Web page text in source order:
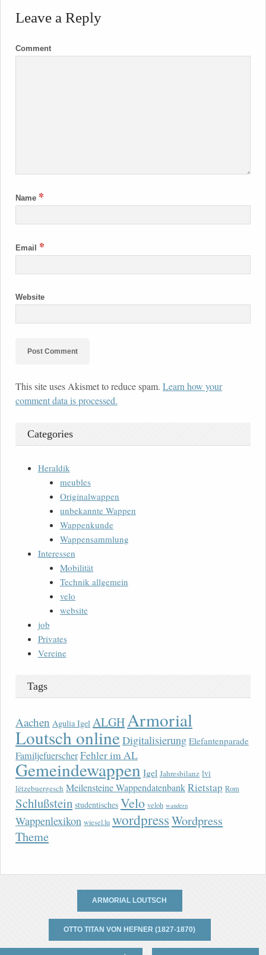
Leave a Reply
Comment
Name *
Email *
Website
This site uses Akismet to reduce spam. Learn how your
comment data is processed.
Categories
Heraldik
meubles
Originalwappen
unbekannte Wappen
Wappenkunde
Wappensammlung
Interessen
Mobilität
Technik allgemein
velo
website
job
Privates
Vereine
Tags
Aachen Agulia Igel ALGH Armorial
Loutsch onlineDigitalisierung Elefantenparade
FamiljefuerscherFehler im AL
Gemeindewappen Igel Jahresbilanz lvi
lëtzebuergesch Meilensteine WappendatenbankRietstap Rom
Schlußstein studentisches Velo veloh wandern
Wappenlexikon wiesel.lu wordpressWordpress
Theme
ARMORIAL LOUTSCH
OTTO TITAN VON HEFNER (1827-1870)